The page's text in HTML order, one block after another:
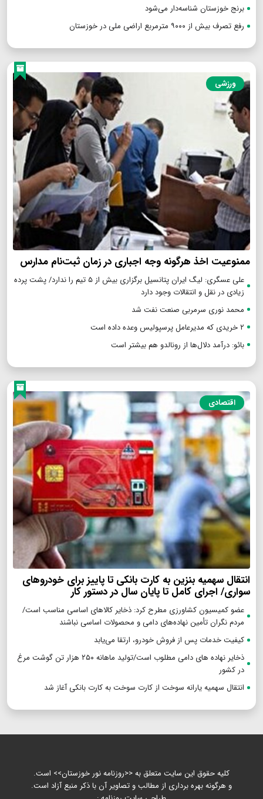
برنج خوزستان شناسه‌دار می‌شود
رفع تصرف بیش از ۹۰۰۰ مترمربع اراضی ملی در خوزستان
ورزشی
ممنوعیت اخذ هرگونه وجه اجباری در زمان ثبت‌نام مدارس
علی عسگری: لیگ ایران پتانسیل برگزاری بیش از ۵ تیم را ندارد/ پشت پرده
زیادی در نقل و انتقالات وجود دارد
محمد نوری سرمربی صنعت نفت شد
۲ خریدی که مدیرعامل پرسپولیس وعده داده است
بائو: درآمد دلال‌ها از رونالدو هم بیشتر است
اقتصادی
انتقال سهمیه بنزین به کارت بانکی تا پاییز برای خودروهای
سواری/ اجرای کامل تا پایان سال در دستور کار
عضو کمیسیون کشاورزی مطرح کرد: ذخایر کالاهای اساسی مناسب است/
مردم نگران تأمین نهاده‌های دامی و محصولات اساسی نباشند
کیفیت خدمات پس از فروش خودرو، ارتقا می‌یابد
ذخایر نهاده های دامی مطلوب است/تولید ماهانه ۲۵۰ هزار تن گوشت مرغ
در کشور
انتقال سهمیه یارانه سوخت از کارت سوخت به کارت بانکی آغاز شد
کلیه حقوق این سایت متعلق به <<روزنامه نور خوزستان>> است.
و هرگونه بهره برداری از مطالب و تصاویر آن با ذکر منبع آزاد است.